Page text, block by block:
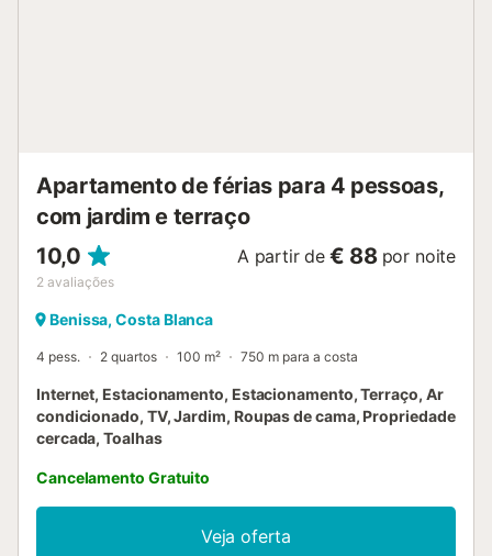
Apartamento de férias para 4 pessoas,
com jardim e terraço
10,0
2 avaliações
A partir de € 88 por noite
Benissa, Costa Blanca
4 pess. 2 quartos 100 m² 750 m para a costa
Internet, Estacionamento, Estacionamento, Terraço, Ar
condicionado, TV, Jardim, Roupas de cama, Propriedade
cercada, Toalhas
Cancelamento Gratuito
Veja oferta